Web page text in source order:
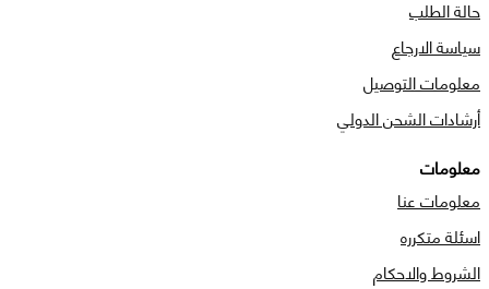
حالة الطلب
سياسة الارجاع
معلومات التوصيل
أرشادات الشحن الدولي
معلومات
معلومات عنا
اسئلة متكرره
الشروط والاحكام